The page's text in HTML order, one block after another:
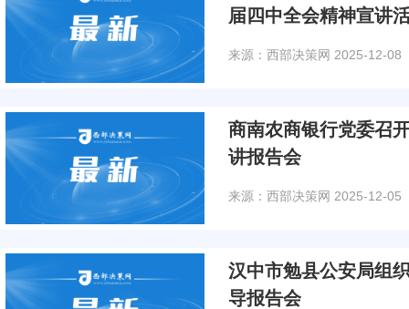
届四中全会精神宣讲
来源：西部决策网 2025-12-08
商南农商银行党委召
讲报告会
来源：西部决策网 2025-12-05
汉中市勉县公安局组
导报告会